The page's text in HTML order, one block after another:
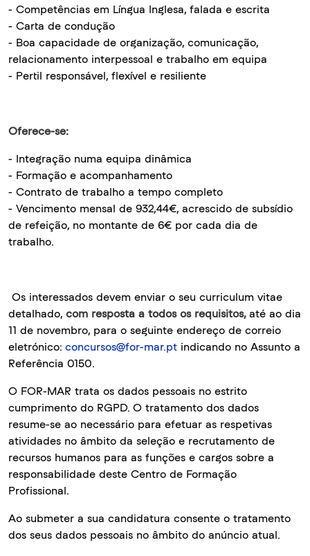
- Competências em Língua Inglesa, falada e escrita
- Carta de condução
- Boa capacidade de organização, comunicação,
relacionamento interpessoal e trabalho em equipa
- Perfil responsável, flexível e resiliente
Oferece-se:
- Integração numa equipa dinâmica
- Formação e acompanhamento
- Contrato de trabalho a tempo completo
- Vencimento mensal de 932,44€, acrescido de subsídio
de refeição, no montante de 6€ por cada dia de
trabalho.
Os interessados devem enviar o seu curriculum vitae
detalhado, com resposta a todos os requisitos, até ao dia
11 de novembro, para o seguinte endereço de correio
eletrónico: concursos@for-mar.pt indicando no Assunto a
Referência 0150.
O FOR-MAR trata os dados pessoais no estrito
cumprimento do RGPD. O tratamento dos dados
resume-se ao necessário para efetuar as respetivas
atividades no âmbito da seleção e recrutamento de
recursos humanos para as funções e cargos sobre a
responsabilidade deste Centro de Formação
Profissional.
Ao submeter a sua candidatura consente o tratamento
dos seus dados pessoais no âmbito do anúncio atual.